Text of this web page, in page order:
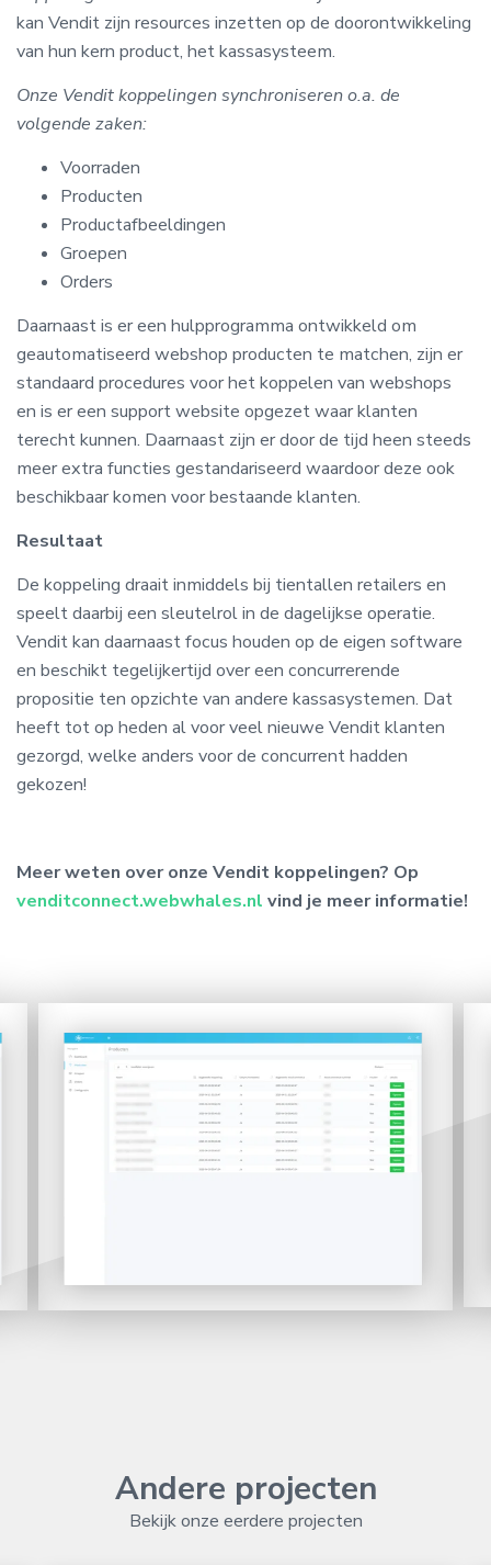
kan Vendit zijn resources inzetten op de doorontwikkeling
van hun kern product, het kassasysteem.
Onze Vendit koppelingen synchroniseren o.a. de
volgende zaken:
Voorraden
Producten
Productafbeeldingen
Groepen
Orders
Daarnaast is er een hulpprogramma ontwikkeld om
geautomatiseerd webshop producten te matchen, zijn er
standaard procedures voor het koppelen van webshops
en is er een support website opgezet waar klanten
terecht kunnen. Daarnaast zijn er door de tijd heen steeds
meer extra functies gestandariseerd waardoor deze ook
beschikbaar komen voor bestaande klanten.
Resultaat
De koppeling draait inmiddels bij tientallen retailers en
speelt daarbij een sleutelrol in de dagelijkse operatie.
Vendit kan daarnaast focus houden op de eigen software
en beschikt tegelijkertijd over een concurrerende
propositie ten opzichte van andere kassasystemen. Dat
heeft tot op heden al voor veel nieuwe Vendit klanten
gezorgd, welke anders voor de concurrent hadden
gekozen!
Meer weten over onze Vendit koppelingen? Op
venditconnect.webwhales.nl vind je meer informatie!
Andere projecten
Bekijk onze eerdere projecten